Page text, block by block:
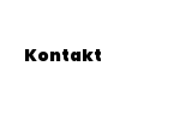
Kontakt